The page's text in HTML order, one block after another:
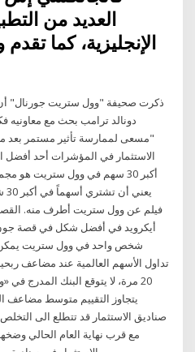
العديد من
الإنجليزية، كما
دونالد ترامب بحث مع
"مسعى لممارسة تأثير مستمر بعد
الاستثمار في المؤشرات أحد
أكبر 30 سهم في وول ستريت
فيلم عن وول ستريت أطرف منه.
أيكرويد في أفضل شكل في قصة
شخص واحد في وول ستريت يمكن
تداول الأسهم العالمية عند مضاعف
20 مرة، لا يتوقع البنك المدرج
يتجاوز التقييم متوسط مضاعف
صناديق الاستثمار قد تتطلع الى
مع قرب نهاية العام الحالي